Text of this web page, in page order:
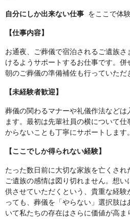
自分にしか出来ない仕事 をここで体
【仕事内容】
お通夜、ご葬儀で宿泊されるご遺族
けるようサポートするお仕事です。
朝のご葬儀の準備補佐も行っていただ
【未経験者歓迎】
葬儀の関わるマナーや礼儀作法など
ます。最初は先輩社員の横について
からないことも丁寧にサポートします。
【ここでしか得られない経験】
たった数日前に大切な家族を亡くされ
ご遺族の感情は図り切れません。想
供させていただくという、貴重な経
っても、葬儀を「やらない」選択肢
いて私たちの存在はさらに価値が高